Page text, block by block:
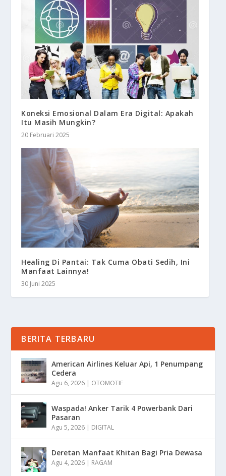
Koneksi Emosional Dalam Era Digital: Apakah
Itu Masih Mungkin?
20 Februari 2025
Healing Di Pantai: Tak Cuma Obati Sedih, Ini
Manfaat Lainnya!
30 Juni 2025
BERITA TERBARU
American Airlines Keluar Api, 1 Penumpang
Cedera
Agu 6, 2026 | OTOMOTIF
Waspada! Anker Tarik 4 Powerbank Dari
Pasaran
Agu 5, 2026 | DIGITAL
Deretan Manfaat Khitan Bagi Pria Dewasa
Agu 4, 2026 | RAGAM